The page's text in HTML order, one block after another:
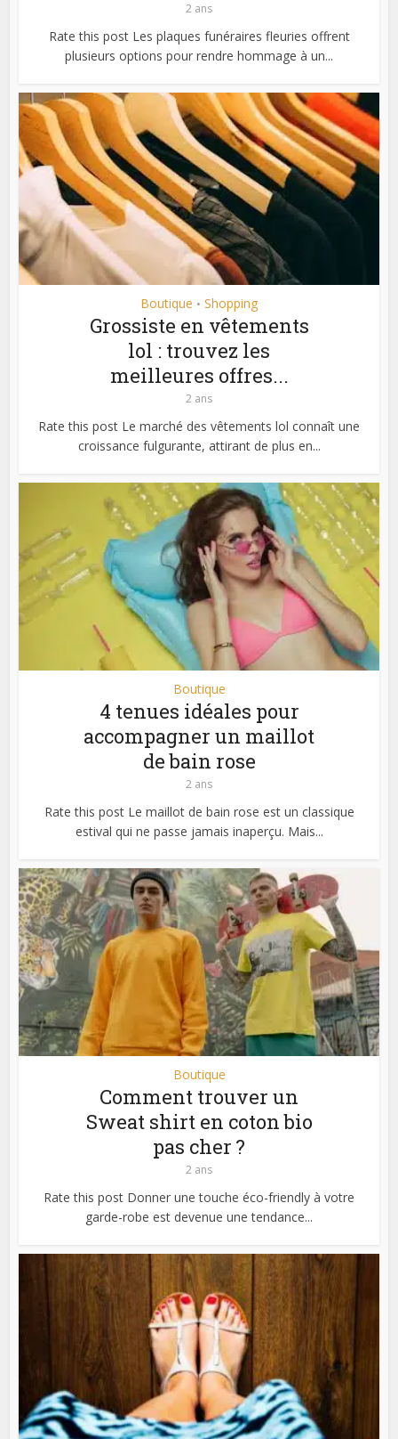
2 ans
Rate this post Les plaques funéraires fleuries offrent
plusieurs options pour rendre hommage à un...
Boutique • Shopping
Grossiste en vêtements
lol : trouvez les
meilleures offres...
2 ans
Rate this post Le marché des vêtements lol connaît une
croissance fulgurante, attirant de plus en...
Boutique
4 tenues idéales pour
accompagner un maillot
de bain rose
2 ans
Rate this post Le maillot de bain rose est un classique
estival qui ne passe jamais inaperçu. Mais...
Boutique
Comment trouver un
Sweat shirt en coton bio
pas cher ?
2 ans
Rate this post Donner une touche éco-friendly à votre
garde-robe est devenue une tendance...